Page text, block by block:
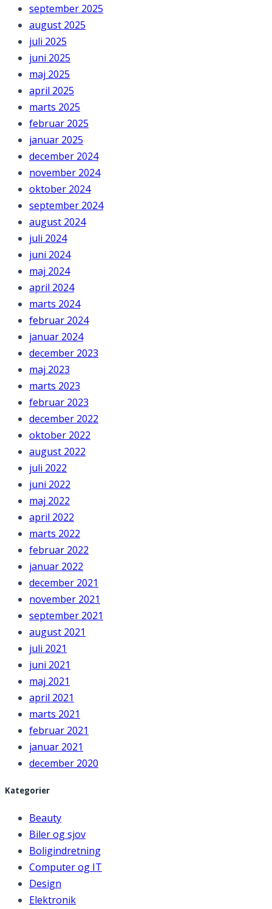
september 2025
august 2025
juli 2025
juni 2025
maj 2025
april 2025
marts 2025
februar 2025
januar 2025
december 2024
november 2024
oktober 2024
september 2024
august 2024
juli 2024
juni 2024
maj 2024
april 2024
marts 2024
februar 2024
januar 2024
december 2023
maj 2023
marts 2023
februar 2023
december 2022
oktober 2022
august 2022
juli 2022
juni 2022
maj 2022
april 2022
marts 2022
februar 2022
januar 2022
december 2021
november 2021
september 2021
august 2021
juli 2021
juni 2021
maj 2021
april 2021
marts 2021
februar 2021
januar 2021
december 2020
Kategorier
Beauty
Biler og sjov
Boligindretning
Computer og IT
Design
Elektronik